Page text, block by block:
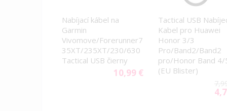
Nabíjací kábel na
Garmin
Vivomove/Forerunner7
35XT/235XT/230/630
Tactical USB čierny
10,99 €
Tactical USB
Kabel pro Huawei
Honor 3/3
Pro/Band2/Band2
pro/Honor Band 4/
(EU Blister)